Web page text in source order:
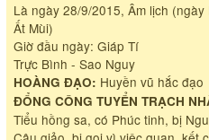
Là ngày 28/9/2015, Âm lịch
Ất Mùi)
Giờ đầu ngày: Giáp Tí
Trực Bình - Sao Nguy
HOÀNG ĐẠO: Huyền vũ hắc đạo
ĐỔNG CÔNG TUYỂN TRẠCH
Tiểu hồng sa, có Phúc tinh, bị